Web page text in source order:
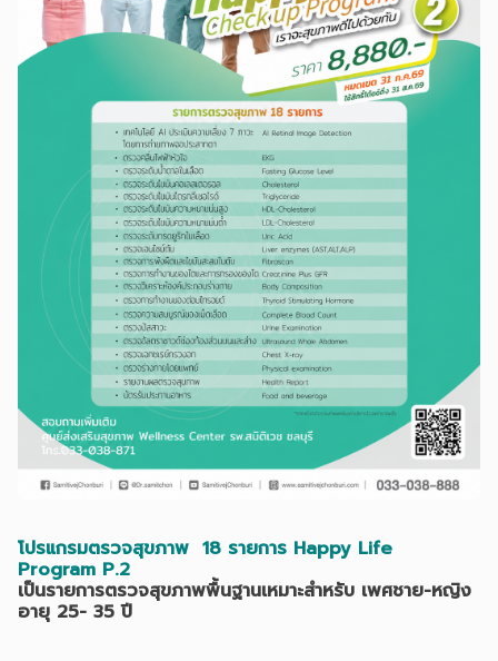
โปรแกรมตรวจสุขภาพ 18 รายการ Happy Life
Program P.2
เป็นรายการตรวจสุขภาพพื้นฐานเหมาะสำหรับ เพศชาย-หญิง
อายุ 25- 35 ปี